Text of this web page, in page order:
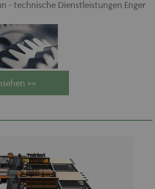
- technische Dienstleistungen Enger
>>